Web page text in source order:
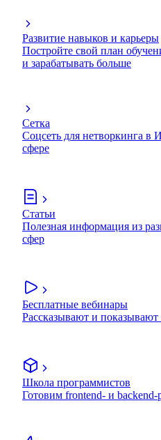
Развитие навыков и карьеры
Постройте свой план
и зарабатывать больше
Сетка
Соцсеть для нетворкинга в
сфере
Статьи
Полезная информация из
сфер
Бесплатные вебинары
Рассказывают и
Школа программистов
Готовим frontend- и backend-